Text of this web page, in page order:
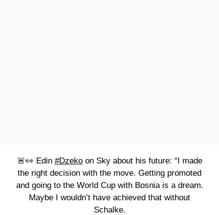
🚨👀 Edin #Dzekoon Sky about his future: “I made
the right decision with the move. Getting promoted
and going to the World Cup with Bosnia is a dream.
Maybe I wouldn’t have achieved that without
Schalke.